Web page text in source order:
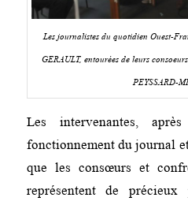
Les journalistes du quotidien Ouest-
GERAULT, entourées de leurs
PEYSSARD-
Les intervenantes,
fonctionnement du journal
que les consœurs et
représentent de